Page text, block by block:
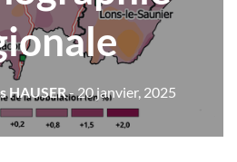
HAUSER- 20 janvier, 2025